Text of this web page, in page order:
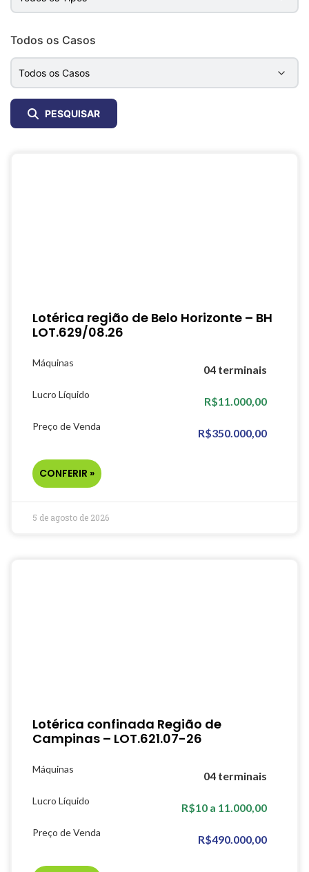
Todos os Casos
Lotérica região de Belo Horizonte – BH
LOT.629/08.26
Máquinas
04 terminais
Lucro Líquido
R$11.000,00
Preço de Venda
R$350.000,00
CONFERIR »
5 de agosto de 2026
Lotérica confinada Região de
Campinas – LOT.621.07-26
Máquinas
04 terminais
Lucro Líquido
R$10 a 11.000,00
Preço de Venda
R$490.000,00